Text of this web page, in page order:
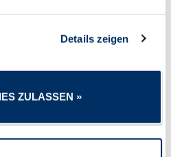
Details zeigen
ZULASSEN »
Auflage bei Batix
gegen den Hunger"